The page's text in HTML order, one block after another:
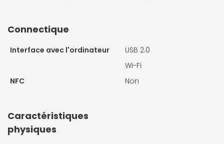
Connectique
Interface avec l'ordinateur
USB 2.0
Wi-Fi
NFC
Non
Caractéristiques
physiques